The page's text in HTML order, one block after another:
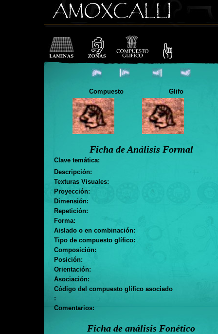
Compuesto Glifo
Ficha de Análisis Formal
Clave temática:
Descripción:
Texturas Visuales:
Proyección:
Dimensión:
Repetición:
Forma:
Aislado o en combinación:
Tipo de compuesto glífico:
Composición:
Posición:
Orientación:
Asociación:
Código del compuesto glífico asociado
:
Comentarios:
Ficha de análisis Fonético